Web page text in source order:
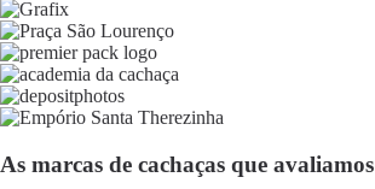
As marcas de cachaças que avaliamos